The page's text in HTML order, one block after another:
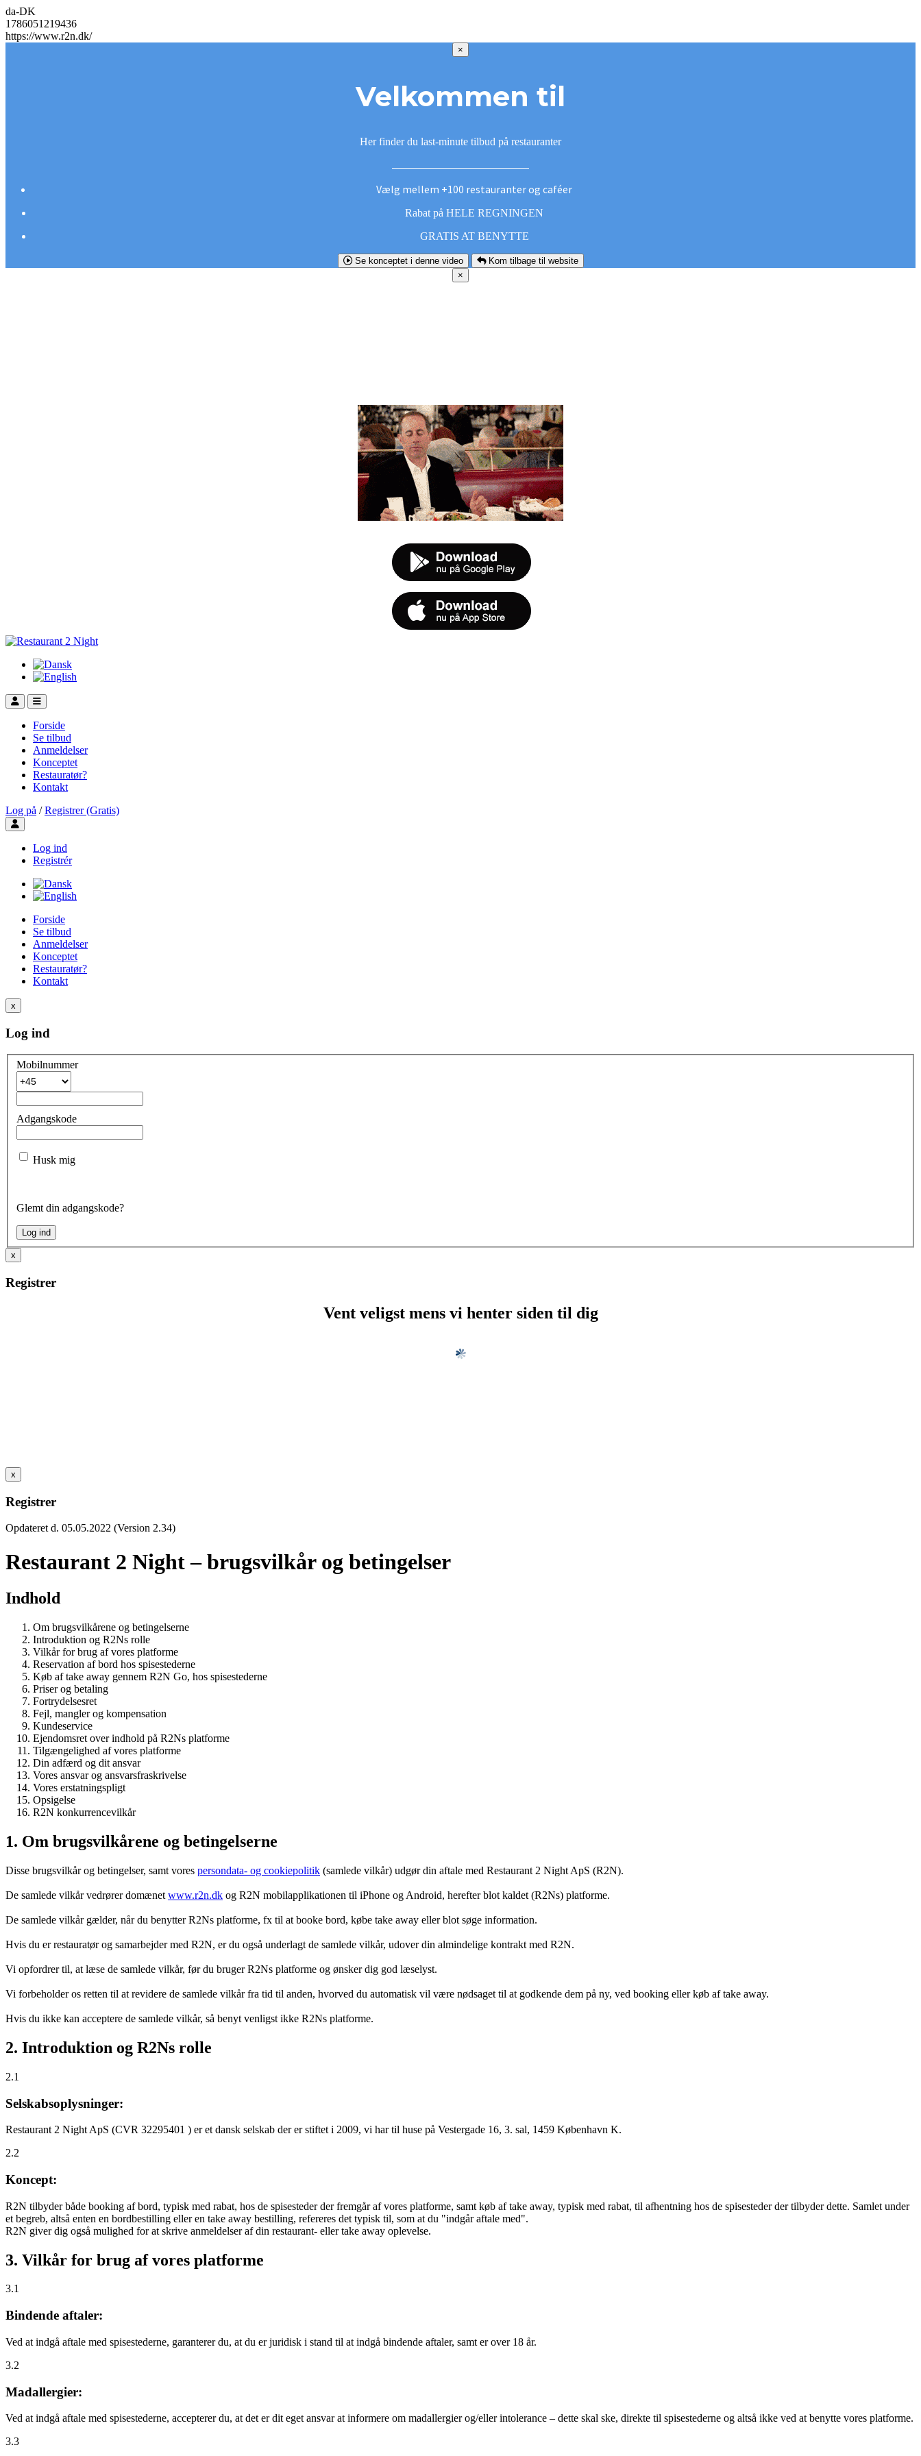
da-DK
1786051219436
https://www.r2n.dk/
×
Velkommen til
Her finder du last-minute tilbud på restauranter
Vælg mellem +100 restauranter og caféer
Rabat på HELE REGNINGEN
GRATIS AT BENYTTE
Se konceptet i denne video
Kom tilbage til website
×
Forside
Se tilbud
Anmeldelser
Konceptet
Restauratør?
Kontakt
Log på / Registrer (Gratis)
Toggle user menu
Log ind
Registrér
Forside
Se tilbud
Anmeldelser
Konceptet
Restauratør?
Kontakt
x
Log ind
Mobilnummer
Adgangskode
Husk mig
Glemt din adgangskode?
x
Registrer
Vent veligst mens vi henter siden til dig
x
Registrer
Opdateret d. 05.05.2022 (Version 2.34)
Restaurant 2 Night – brugsvilkår og betingelser
Indhold
Om brugsvilkårene og betingelserne
Introduktion og R2Ns rolle
Vilkår for brug af vores platforme
Reservation af bord hos spisestederne
Køb af take away gennem R2N Go, hos spisestederne
Priser og betaling
Fortrydelsesret
Fejl, mangler og kompensation
Kundeservice
Ejendomsret over indhold på R2Ns platforme
Tilgængelighed af vores platforme
Din adfærd og dit ansvar
Vores ansvar og ansvarsfraskrivelse
Vores erstatningspligt
Opsigelse
R2N konkurrencevilkår
1. Om brugsvilkårene og betingelserne
Disse brugsvilkår og betingelser, samt vores persondata- og cookiepolitik (samlede vilkår) udgør din aftale med Restaurant 2 Night ApS (R2N).
De samlede vilkår vedrører domænet www.r2n.dk og R2N mobilapplikationen til iPhone og Android, herefter blot kaldet (R2Ns) platforme.
De samlede vilkår gælder, når du benytter R2Ns platforme, fx til at booke bord, købe take away eller blot søge information.
Hvis du er restauratør og samarbejder med R2N, er du også underlagt de samlede vilkår, udover din almindelige kontrakt med R2N.
Vi opfordrer til, at læse de samlede vilkår, før du bruger R2Ns platforme og ønsker dig god læselyst.
Vi forbeholder os retten til at revidere de samlede vilkår fra tid til anden, hvorved du automatisk vil være nødsaget til at godkende dem på ny, ved booking eller køb af take away.
Hvis du ikke kan acceptere de samlede vilkår, så benyt venligst ikke R2Ns platforme.
2. Introduktion og R2Ns rolle
2.1
Selskabsoplysninger:
Restaurant 2 Night ApS (CVR 32295401 ) er et dansk selskab der er stiftet i 2009, vi har til huse på Vestergade 16, 3. sal, 1459 København K.
2.2
Koncept:
R2N tilbyder både booking af bord, typisk med rabat, hos de spisesteder der fremgår af vores platforme, samt køb af take away, typisk med rabat, til afhentning hos de spisesteder der tilbyder dette. Samlet under
et begreb, altså enten en bordbestilling eller en take away bestilling, refereres det typisk til, som at du "indgår aftale med".
R2N giver dig også mulighed for at skrive anmeldelser af din restaurant- eller take away oplevelse.
3. Vilkår for brug af vores platforme
3.1
Bindende aftaler:
Ved at indgå aftale med spisestederne, garanterer du, at du er juridisk i stand til at indgå bindende aftaler, samt er over 18 år.
3.2
Madallergier:
Ved at indgå aftale med spisestederne, accepterer du, at det er dit eget ansvar at informere om madallergier og/eller intolerance – dette skal ske, direkte til spisestederne og altså ikke ved at benytte vores platforme.
3.3